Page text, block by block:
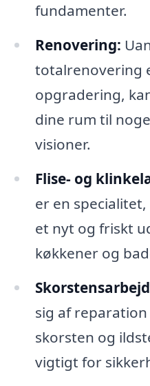
fundamenter.
Renovering:
totalrenovering
opgradering,
dine rum til
visioner.
Flise- og
er en
et nyt og friskt
køkkener og
sig af
skorsten og
vigtigt for